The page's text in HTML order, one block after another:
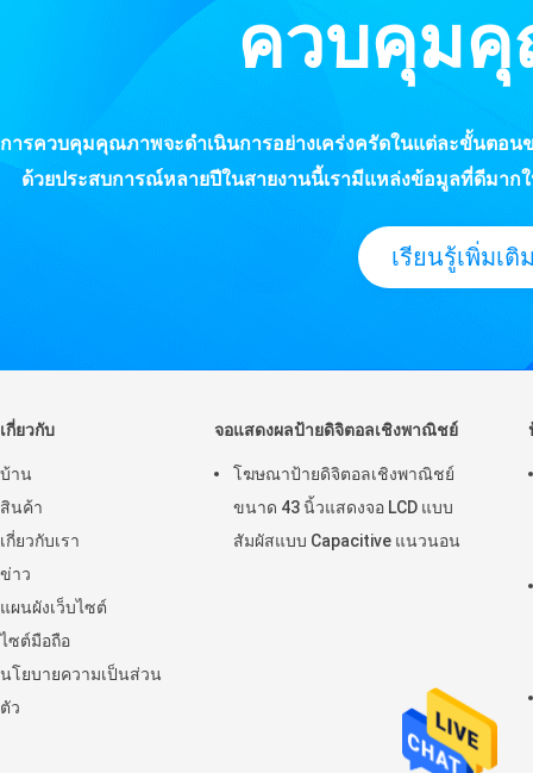
ควบคุม
การควบคุมคุณภาพจะดำเนินการอย่างเคร่งครัดในแต่ละขั้นตอ
ด้วยประสบการณ์หลายปีในสายงานนี้เรามีแหล่งข้อมูลที่ดีมา
เรียนรู้เพิ่มเติ
เกี่ยวกับ
บ้าน
สินค้า
เกี่ยวกับเรา
ข่าว
แผนผังเว็บไซต์
ไซต์มือถือ
นโยบายความเป็นส่วน
ตัว
จอแสดงผลป้ายดิจิตอลเชิงพาณิชย์
โฆษณาป้ายดิจิตอลเชิงพาณิชย์
ขนาด 43 นิ้วแสดงจอ LCD แบบ
สัมผัสแบบ Capacitive แนวนอน